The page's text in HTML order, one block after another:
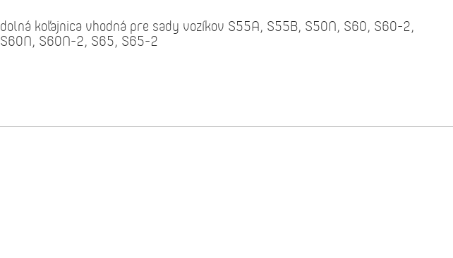
dolná koľajnica vhodná pre sady vozíkov S55A, S55B, S50N, S60, S60-2,
S60N, S60N-2, S65, S65-2